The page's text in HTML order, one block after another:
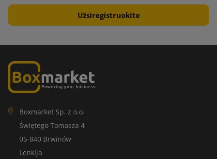
Boxmarket Sp. z o.o.
Świętego Tomasza 4
05-840 Brwinów
Lenkija